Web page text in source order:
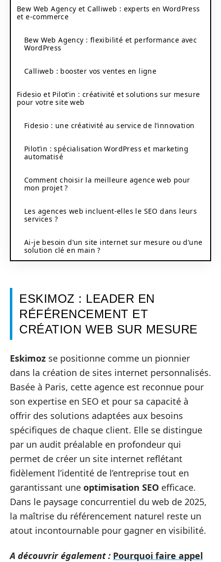
Bew Web Agency et Calliweb : experts en WordPress
et e-commerce
Bew Web Agency : flexibilité et performance avec
WordPress
Calliweb : booster vos ventes en ligne
Fidesio et Pilot’in : créativité et solutions sur mesure
pour votre site web
Fidesio : une créativité au service de l’innovation
Pilot’in : spécialisation WordPress et marketing
automatisé
Comment choisir la meilleure agence web pour
mon projet ?
Les agences web incluent-elles le SEO dans leurs
services ?
Ai-je besoin d’un site internet sur mesure ou d’une
solution clé en main ?
ESKIMOZ : LEADER EN
RÉFÉRENCEMENT ET
CRÉATION WEB SUR MESURE
Eskimoz se positionne comme un pionnier
dans la création de sites internet personnalisés.
Basée à Paris, cette agence est reconnue pour
son expertise en SEO et pour sa capacité à
offrir des solutions adaptées aux besoins
spécifiques de chaque client. Elle se distingue
par un audit préalable en profondeur qui
permet de créer un site internet reflétant
fidèlement l’identité de l’entreprise tout en
garantissant une optimisation SEO efficace.
Dans le paysage concurrentiel du web de 2025,
la maîtrise du référencement naturel reste un
atout incontournable pour gagner en visibilité.
A découvrir également : Pourquoi faire appel